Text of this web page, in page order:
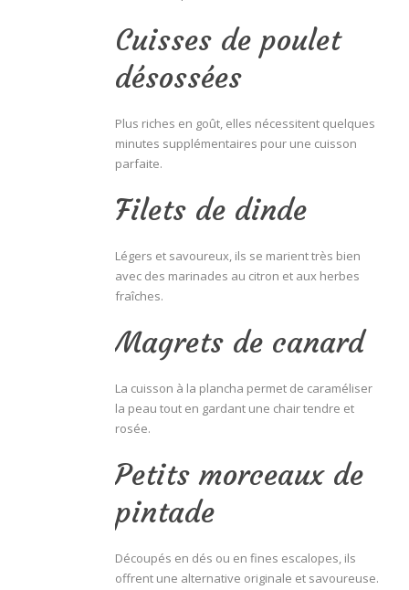
Cuisses de poulet
désossées
Plus riches en goût, elles nécessitent quelques
minutes supplémentaires pour une cuisson
parfaite.
Filets de dinde
Légers et savoureux, ils se marient très bien
avec des marinades au citron et aux herbes
fraîches.
Magrets de canard
La cuisson à la plancha permet de caraméliser
la peau tout en gardant une chair tendre et
rosée.
Petits morceaux de
pintade
Découpés en dés ou en fines escalopes, ils
offrent une alternative originale et savoureuse.